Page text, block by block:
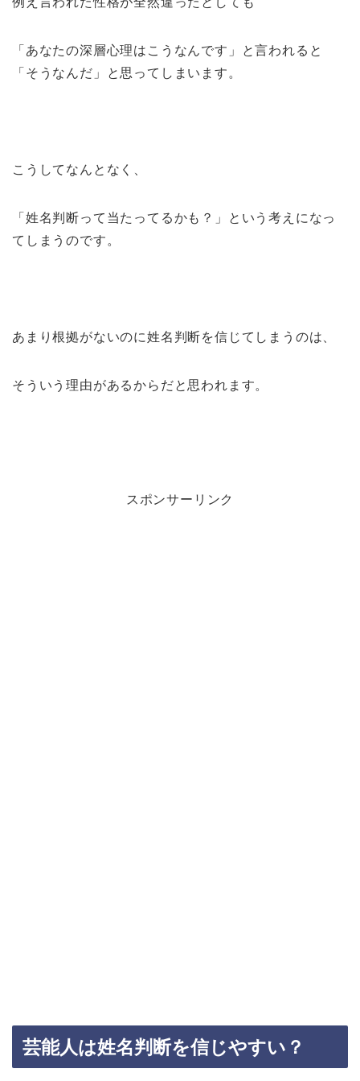
「あなたの深層心理はこうなんです」と言われると
「そうなんだ」と思ってしまいます。
こうしてなんとなく、
「姓名判断って当たってるかも？」という考えになっ
てしまうのです。
あまり根拠がないのに姓名判断を信じてしまうのは、
そういう理由があるからだと思われます。
スポンサーリンク
芸能人は姓名判断を信じやすい？